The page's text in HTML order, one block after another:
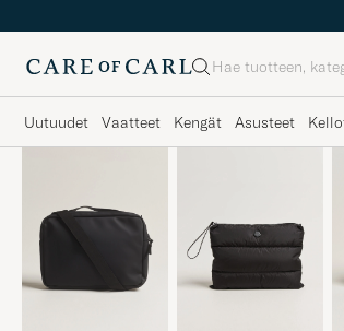
Haku
Uutuudet Vaatteet Kengät Asusteet